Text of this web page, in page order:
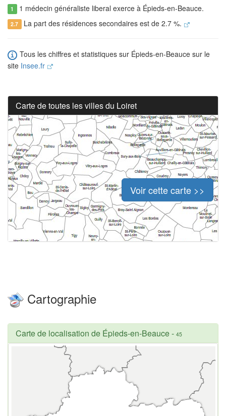
1 1 médecin généraliste liberal exerce à Épieds-en-Beauce.
2.7 La part des résidences secondaires est de 2.7 %.
Tous les chiffres et statistiques sur Épieds-en-Beauce sur le
site Insee.fr
Carte de toutes les villes du Loiret
Voir cette carte >>
Cartographie
Carte de localisation de Épieds-en-Beauce- 45